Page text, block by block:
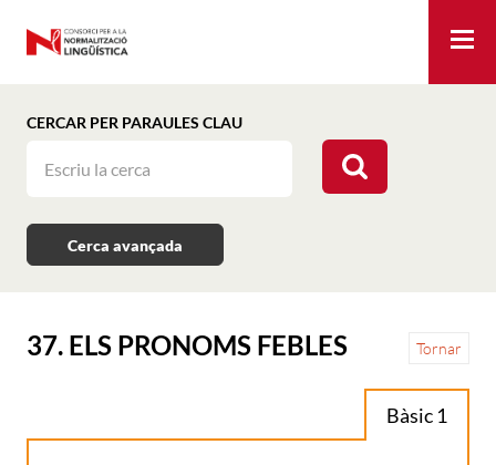
CERCAR PER PARAULES CLAU
Cerca avançada
Tornar
37. ELS PRONOMS FEBLES
Bàsic 1